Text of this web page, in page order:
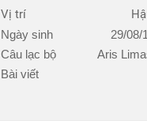
Vị trí
Ngày sinh
29/08/
Câu lạc bộ
Aris
Bài viết